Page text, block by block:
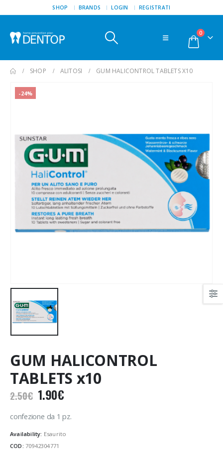
SHOP BRANDS LOGIN REGISTRATI
0
SHOP ALITOSI GUM HALICONTROL TABLETS X10
-24%
GUM HALICONTROL
TABLETS x10
2.50€ Il
prezzo
originale
era:
2.50€.
1.90€Il
attuale
è:
1.90€.
confezione da 1 pz.
Availability: Esaurito
COD: 70942304771